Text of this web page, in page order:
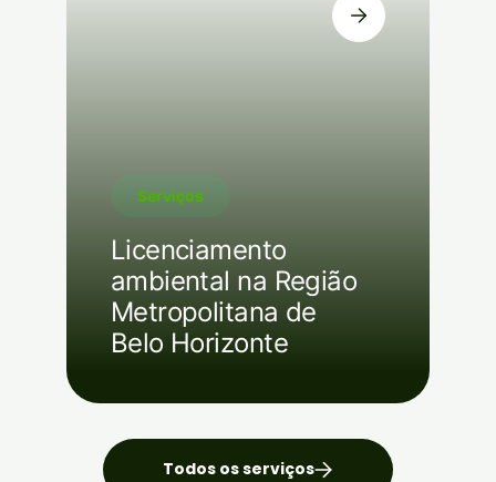
Serviços
Licenciamento
ambiental na Região
Metropolitana de
Belo Horizonte
Todos os serviços